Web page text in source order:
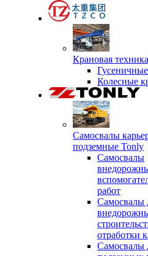
Крановая
Колесные
Самосвалы
подземные Tonly
Самосвалы
работ
Самосвалы
отработки
Самосвалы